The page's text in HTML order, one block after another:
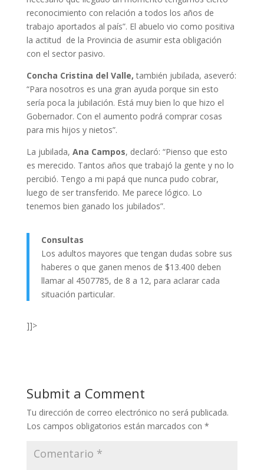
reconocimiento con relación a todos los años de
trabajo aportados al país”. El abuelo vio como positiva
la actitud de la Provincia de asumir esta obligación
con el sector pasivo.
Concha Cristina del Valle,también jubilada, aseveró:
“Para nosotros es una gran ayuda porque sin esto
sería poca la jubilación. Está muy bien lo que hizo el
Gobernador. Con el aumento podrá comprar cosas
para mis hijos y nietos”.
La jubilada, Ana Campos, declaró: “Pienso que esto
es merecido. Tantos años que trabajó la gente y no lo
percibió. Tengo a mi papá que nunca pudo cobrar,
luego de ser transferido. Me parece lógico. Lo
tenemos bien ganado los jubilados”.
Consultas
Los adultos mayores que tengan dudas sobre sus
haberes o que ganen menos de $13.400 deben
llamar al 4507785, de 8 a 12, para aclarar cada
situación particular.
]]>
Submit a Comment
Tu dirección de correo electrónico no será publicada.
Los campos obligatorios están marcados con *